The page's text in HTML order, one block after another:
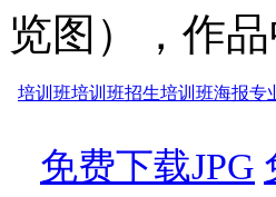
览图），作
培训班培训班招生培训班海报专
免费下载JPG